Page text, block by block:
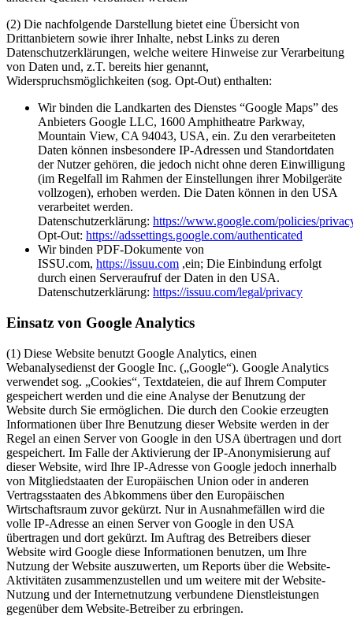
(2) Die nachfolgende Darstellung bietet eine Übersicht von
Drittanbietern sowie ihrer Inhalte, nebst Links zu deren
Datenschutzerklärungen, welche weitere Hinweise zur Verarbeitung
von Daten und, z.T. bereits hier genannt,
Widerspruchsmöglichkeiten (sog. Opt-Out) enthalten:
Wir binden die Landkarten des Dienstes “Google Maps” des
Anbieters Google LLC, 1600 Amphitheatre Parkway,
Mountain View, CA 94043, USA, ein. Zu den verarbeiteten
Daten können insbesondere IP-Adressen und Standortdaten
der Nutzer gehören, die jedoch nicht ohne deren Einwilligung
(im Regelfall im Rahmen der Einstellungen ihrer Mobilgeräte
vollzogen), erhoben werden. Die Daten können in den USA
verarbeitet werden.
Datenschutzerklärung: https://www.google.com/policies/
Opt-Out: https://adssettings.google.com/authenticated
Wir binden PDF-Dokumente von
ISSU.com, https://issuu.com ,ein; Die Einbindung erfolgt
durch einen Serveraufruf der Daten in den USA.
Datenschutzerklärung: https://issuu.com/legal/privacy
Einsatz von Google Analytics
(1) Diese Website benutzt Google Analytics, einen
Webanalysedienst der Google Inc. („Google“). Google Analytics
verwendet sog. „Cookies“, Textdateien, die auf Ihrem Computer
gespeichert werden und die eine Analyse der Benutzung der
Website durch Sie ermöglichen. Die durch den Cookie erzeugten
Informationen über Ihre Benutzung dieser Website werden in der
Regel an einen Server von Google in den USA übertragen und dort
gespeichert. Im Falle der Aktivierung der IP-Anonymisierung auf
dieser Website, wird Ihre IP-Adresse von Google jedoch innerhalb
von Mitgliedstaaten der Europäischen Union oder in anderen
Vertragsstaaten des Abkommens über den Europäischen
Wirtschaftsraum zuvor gekürzt. Nur in Ausnahmefällen wird die
volle IP-Adresse an einen Server von Google in den USA
übertragen und dort gekürzt. Im Auftrag des Betreibers dieser
Website wird Google diese Informationen benutzen, um Ihre
Nutzung der Website auszuwerten, um Reports über die Website-
Aktivitäten zusammenzustellen und um weitere mit der Website-
Nutzung und der Internetnutzung verbundene Dienstleistungen
gegenüber dem Website-Betreiber zu erbringen.